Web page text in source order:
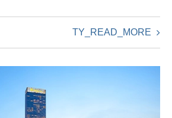
TY_READ_MORE